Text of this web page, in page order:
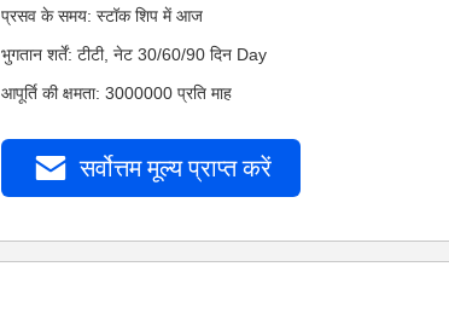
प्रसव के समय: स्टॉक शिप में आज
भुगतान शर्तें: टीटी, नेट 30/60/90 दिन Day
आपूर्ति की क्षमता: 3000000 प्रति माह
सर्वोत्तम मूल्य प्राप्त करें